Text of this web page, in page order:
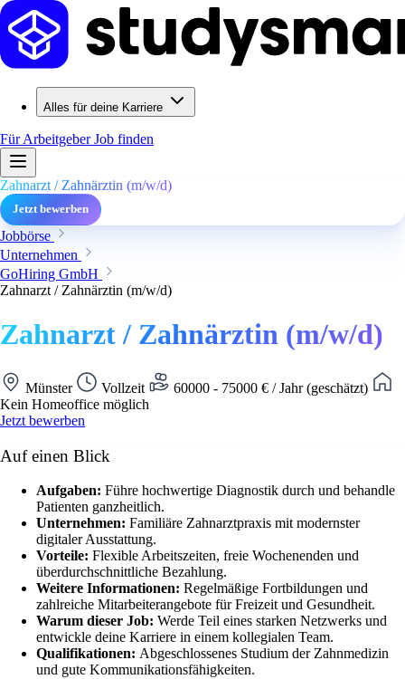
Alles für deine Karriere
Für ArbeitgeberJob finden
Zahnarzt / Zahnärztin (m/w/d)
Jetzt bewerben
Jobbörse
Unternehmen
GoHiring GmbH
Zahnarzt / Zahnärztin (m/w/d)
Zahnarzt / Zahnärztin (m/w/d)
Münster Vollzeit
60000 - 75000 € / Jahr (geschätzt)
Kein Homeoffice möglich
Jetzt bewerben
Auf einen Blick
Aufgaben: Führe hochwertige Diagnostik durch und behandle
Patienten ganzheitlich.
Unternehmen: Familiäre Zahnarztpraxis mit modernster
digitaler Ausstattung.
Vorteile: Flexible Arbeitszeiten, freie Wochenenden und
überdurchschnittliche Bezahlung.
Weitere Informationen: Regelmäßige Fortbildungen und
zahlreiche Mitarbeiterangebote für Freizeit und Gesundheit.
Warum dieser Job: Werde Teil eines starken Netzwerks und
entwickle deine Karriere in einem kollegialen Team.
Qualifikationen: Abgeschlossenes Studium der Zahnmedizin
und gute Kommunikationsfähigkeiten.